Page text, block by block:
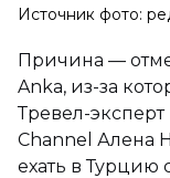
Источник фото:
Причина —
Anka, из-за
Тревел-
Channel Алена
ехать в Турцию